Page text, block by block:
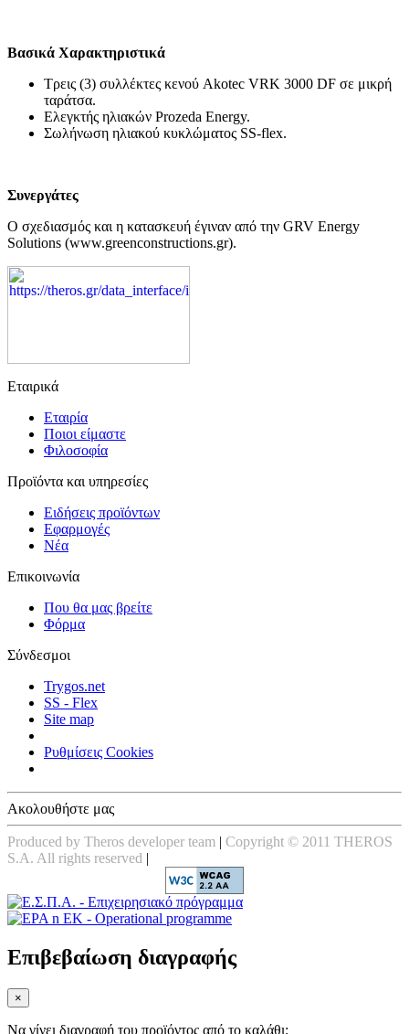
Βασικά Χαρακτηριστικά
Τρεις (3) συλλέκτες κενού Akotec VRK 3000 DF σε μικρή
ταράτσα.
Ελεγκτής ηλιακών Prozeda Energy.
Σωλήνωση ηλιακού κυκλώματος SS-flex.
Συνεργάτες
Ο σχεδιασμός και η κατασκευή έγιναν από την GRV Energy
Solutions (www.greenconstructions.gr).
Εταιρικά
Εταιρία
Ποιοι είμαστε
Φιλοσοφία
Προϊόντα και υπηρεσίες
Ειδήσεις προϊόντων
Εφαρμογές
Νέα
Επικοινωνία
Που θα μας βρείτε
Φόρμα
Σύνδεσμοι
Trygos.net
SS - Flex
Site map
Ρυθμίσεις Cookies
Ακολουθήστε μας
Produced by Theros developer team
Copyright © 2011 THEROS
S.A. All rights reserved
Επιβεβαίωση διαγραφής
×
Να γίνει διαγραφή του προϊόντος από το καλάθι;